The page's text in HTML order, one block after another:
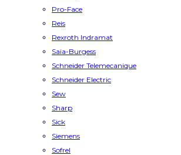
Pro-Face
Reis
Rexroth Indramat
Saia-Burgess
Schneider Telemecanique
Schneider Electric
Sew
Sharp
Sick
Siemens
Sofrel